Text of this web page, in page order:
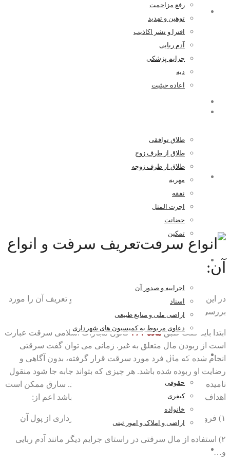
رفع مزاحمت
توهین و تهدید
افترا و نشر اکاذیب
آدم ربایی
جرایم پزشکی
دیه
اعاده حیثیت
طلاق توافقی
طلاق از طرف زوج
طلاق از طرف زوجه
مهریه
نفقه
اجرت المثل
حضانت
تمکین
اجراییه و صدور آن
اسناد
اراضی ملی و منابع طبیعی
دعاوی مربوط به کمیسیون های شهرداری
اخبار و مقالات
حقوقی
کیفری
خانواده
اراضی و املاک و امور ثبتی
وصیت نامه سری چه نوع وصیت نامه ای می
باشد؟
۱۳۹۹-۰۱-۲۰ توسط مدیر سایت
۱۳۹۸-۱۲-۱۴ توسط مدیر سایت
همه چیز درباره قتل عمد
۱۳۹۹-۰۴-۰۹ توسط مدیر سایت
تعریف سرقت و انواع
آن:
در این نوشته قصد داریم در مورد انواع سرقت و تعریف آن را مورد
بررسی قرار دهیم با ما همراه باشید.
ابتدا باید گفت طبقماده ۲۶۷
قانون مجازات اسلامی سرقت عبارت
است از ربودن مال متعلق به غیر. زمانی می توان گفت سرقتی
انجام شده که مال فرد مورد سرقت قرار گرفته، بدون آگاهی و
رضایت او ربوده شده باشد. هر چیزی که بتواند جابه جا شود منقول
نامیده می شود و می تواند موضوع سرقت باشد. سارق ممکن است
اهداف متفاوتی از سرقت یا همان دزدی داشته باشد اعم از:
۱) فروش مال مورد دزدی قرار گرفته و بهره برداری از پول آن
۲) استفاده از مال سرقتی در راستای جرایم دیگر مانند آدم ربایی
و…